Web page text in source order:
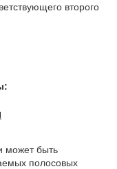
второго
может быть
полосовых